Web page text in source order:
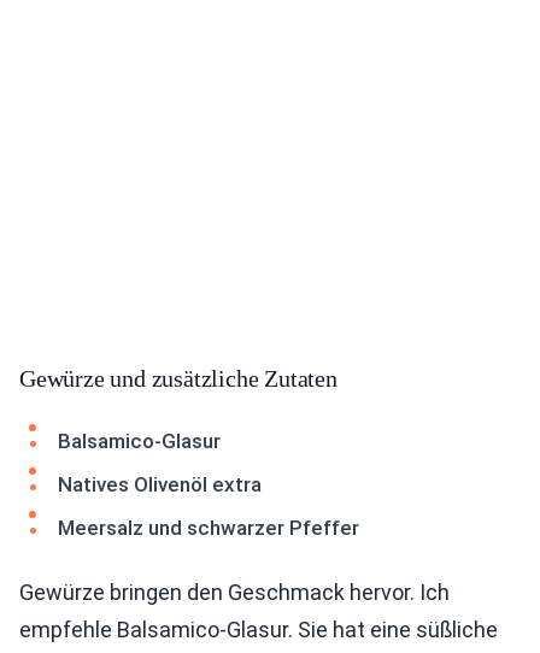
Gewürze und zusätzliche Zutaten
Balsamico-Glasur
Natives Olivenöl extra
Meersalz und schwarzer Pfeffer
Gewürze bringen den Geschmack hervor. Ich
empfehle Balsamico-Glasur. Sie hat eine süßliche